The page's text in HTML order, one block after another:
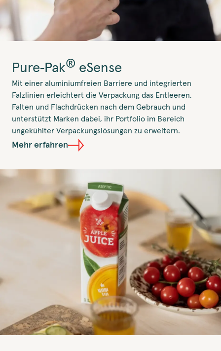
Pure‑Pak® eSense
Mit einer aluminiumfreien Barriere und integrierten
Falzlinien erleichtert die Verpackung das Entleeren,
Falten und Flachdrücken nach dem Gebrauch und
unterstützt Marken dabei, ihr Portfolio im Bereich
ungekühlter Verpackungslösungen zu erweitern.
Mehr erfahren